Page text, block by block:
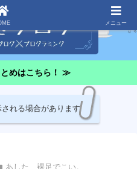
めはこちら！ ≫
れる場合があります
あした、裸足でこい。
メニュー